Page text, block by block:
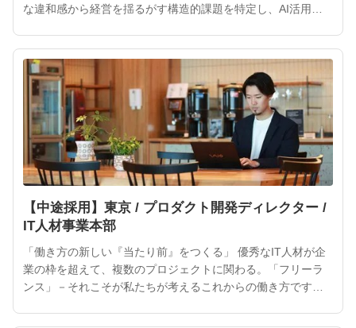
な違和感から経営を揺るがす構造的課題を特定し、AI活用と
す。 企業の文化、PMの悩み、フリーランスの志向性。そのす
べてを20年にわたり熟知してきたギークスだからこそ、単な
【中途採用】東京 / プロダクト開発ディレクター /
IT人材事業本部
「働き方の新しい『当たり前』をつくる」 優秀なIT人材が企
業の枠を超えて、複数のプロジェクトに関わる。「フリーラ
ンス」－それこそが私たちが考えるこれからの働き方です。